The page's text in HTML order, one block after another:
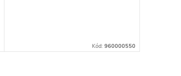
Kód: 960000550